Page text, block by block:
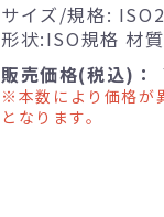
サイズ/規格:
形状:ISO規格 材
販売価格(税込)：
※本数により価格が
となります。